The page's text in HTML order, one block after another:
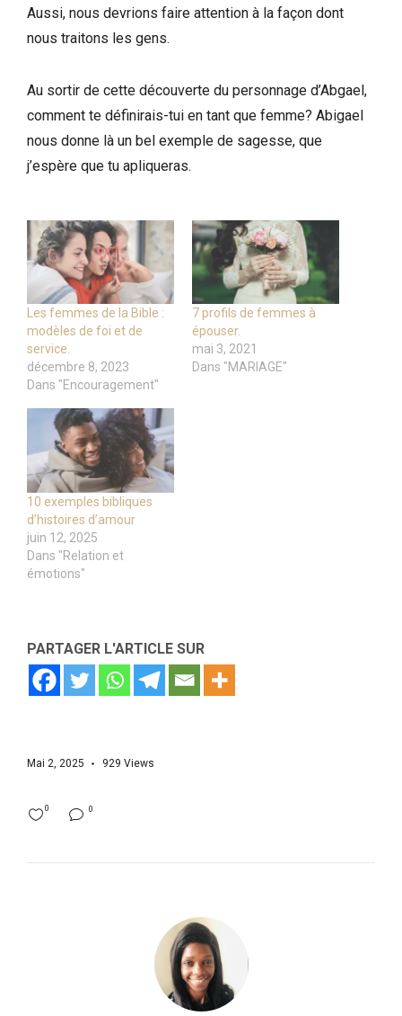
Aussi, nous devrions faire attention à la façon dont
nous traitons les gens.
Au sortir de cette découverte du personnage d’Abgael,
comment te définirais-tui en tant que femme? Abigael
nous donne là un bel exemple de sagesse, que
j’espère que tu apliqueras.
Les femmes de la Bible :
modèles de foi et de
service.
décembre 8, 2023
Dans "Encouragement"
7 profils de femmes à
épouser.
mai 3, 2021
Dans "MARIAGE"
10 exemples bibliques
d’histoires d’amour
juin 12, 2025
Dans "Relation et
émotions"
PARTAGER L'ARTICLE SUR
Mai 2, 2025 929 Views
0
0